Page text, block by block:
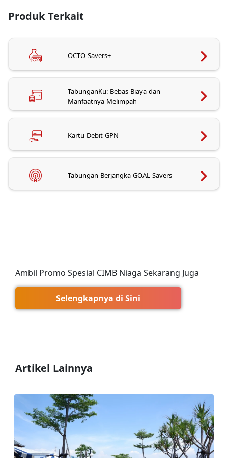
Produk Terkait
OCTO Savers+
TabunganKu: Bebas Biaya dan
Manfaatnya Melimpah
Kartu Debit GPN
Tabungan Berjangka GOAL Savers
Ambil Promo Spesial CIMB Niaga Sekarang Juga
Selengkapnya di Sini
Artikel Lainnya